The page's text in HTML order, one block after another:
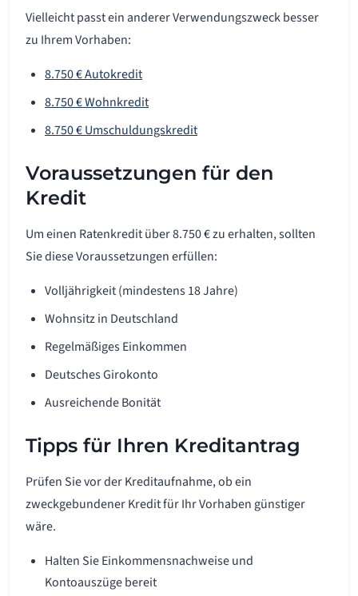
Vielleicht passt ein anderer Verwendungszweck besser
zu Ihrem Vorhaben:
8.750 € Autokredit
8.750 € Wohnkredit
8.750 € Umschuldungskredit
Voraussetzungen für den
Kredit
Um einen Ratenkredit über 8.750 € zu erhalten, sollten
Sie diese Voraussetzungen erfüllen:
Volljährigkeit (mindestens 18 Jahre)
Wohnsitz in Deutschland
Regelmäßiges Einkommen
Deutsches Girokonto
Ausreichende Bonität
Tipps für Ihren Kreditantrag
Prüfen Sie vor der Kreditaufnahme, ob ein
zweckgebundener Kredit für Ihr Vorhaben günstiger
wäre.
Halten Sie Einkommensnachweise und
Kontoauszüge bereit